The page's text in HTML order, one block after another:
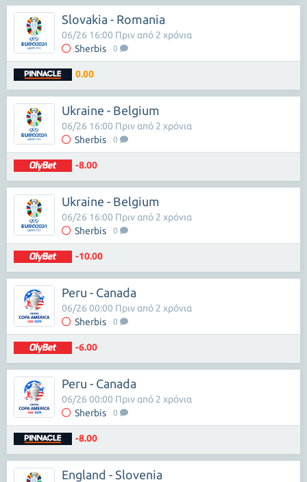
Slovakia - Romania
Sherbis 0
06/26 16:00 Πριν από 2 χρόνια
0.00
Ukraine - Belgium
Sherbis 0
06/26 16:00 Πριν από 2 χρόνια
-8.00
Ukraine - Belgium
Sherbis 0
06/26 16:00 Πριν από 2 χρόνια
-10.00
Peru - Canada
Sherbis 0
06/26 00:00 Πριν από 2 χρόνια
-6.00
Peru - Canada
Sherbis 0
06/26 00:00 Πριν από 2 χρόνια
-8.00
England - Slovenia